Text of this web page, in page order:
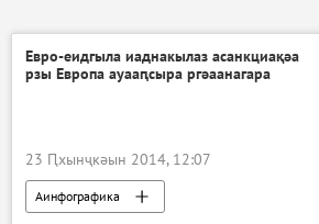
Евро-еидгыла иаднакылаз асанкциақәа
рзы Европа ауааԥсыра ргәаанагара
23 Ԥхынҷкәын 2014, 12:07
Аинфографика